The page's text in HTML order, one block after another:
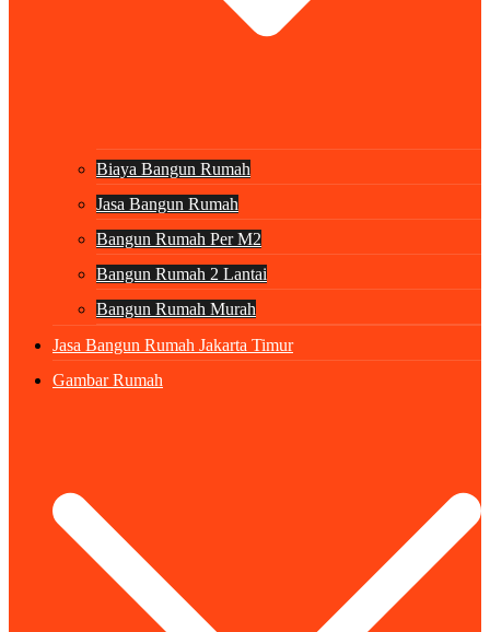
Biaya Bangun Rumah
Jasa Bangun Rumah
Bangun Rumah Per M2
Bangun Rumah 2 Lantai
Bangun Rumah Murah
Jasa Bangun Rumah Jakarta Timur
Gambar Rumah